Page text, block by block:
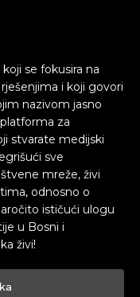
se fokusira na
i koji govori
nazivom jasno
za
stvarate medijski
sve
mreže, živi
odnosno o
ističući ulogu
u Bosni i
živi!